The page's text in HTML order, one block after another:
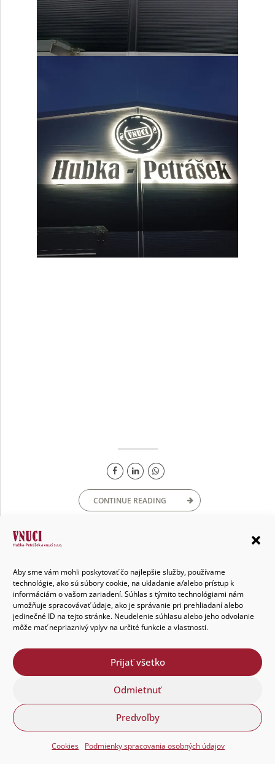
Aby sme vám mohli poskytovať čo najlepšie služby, používame
technológie, ako sú súbory cookie, na ukladanie a/alebo prístup k
informáciám o vašom zariadení. Súhlas s týmito technológiami nám
umožňuje spracovávať údaje, ako je správanie pri prehliadaní alebo
jedinečné ID na tejto stránke. Neudelenie súhlasu alebo jeho odvolanie
môže mať nepriaznivý vplyv na určité funkcie a vlastnosti.
Prijať všetko
Odmietnuť
Predvoľby
Cookies Podmienky spracovania osobných údajov
CONTINUE READING
Spoločnosť